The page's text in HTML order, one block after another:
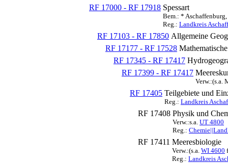
RF 17000 - RF 17918 Spessart
Bem.: *
Reg.: Landkreis
RF 17103 - RF 17850 Allgemeine
RF 17177 - RF 17528
RF 17345 - RF 17417
RF 17399 - RF 17417
Verw.:(s.a.
RF 17405 Teilgebiete und
Reg.: Landkreis
RF 17408 Physik und
Verw.:s.a. UT 4800
Reg.:
RF 17411 Meeresbiologie
Verw.:(s.a. WI 4600
Reg.: Landkreis